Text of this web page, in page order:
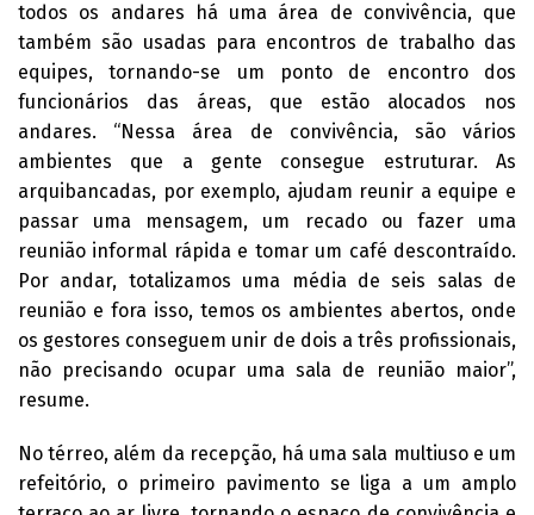
todos os andares há uma área de convivência, que
também são usadas para encontros de trabalho das
equipes, tornando-se um ponto de encontro dos
funcionários das áreas, que estão alocados nos
andares. “Nessa área de convivência, são vários
ambientes que a gente consegue estruturar. As
arquibancadas, por exemplo, ajudam reunir a equipe e
passar uma mensagem, um recado ou fazer uma
reunião informal rápida e tomar um café descontraído.
Por andar, totalizamos uma média de seis salas de
reunião e fora isso, temos os ambientes abertos, onde
os gestores conseguem unir de dois a três profissionais,
não precisando ocupar uma sala de reunião maior”,
resume.
No térreo, além da recepção, há uma sala multiuso e um
refeitório, o primeiro pavimento se liga a um amplo